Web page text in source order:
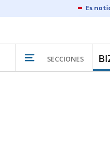
SECCIONES